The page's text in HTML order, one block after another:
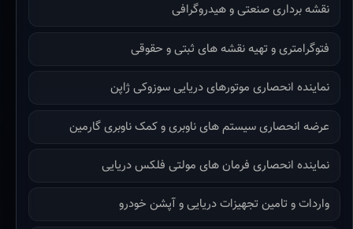
نقشه برداری صنعتی و هیدروگرافی
فتوگرامتری و تهیه نقشه های ثبتی و حقوقی
نماینده انحصاری موتورهای دریایی سوزوکی ژاپن
عرضه انحصاری سیستم های ناوبری و کمک ناوبری گارمین
نماینده انحصاری فرمان های مولتی فلکس دریایی
واردات و تامین تجهیزات دریایی و آپشن خودرو